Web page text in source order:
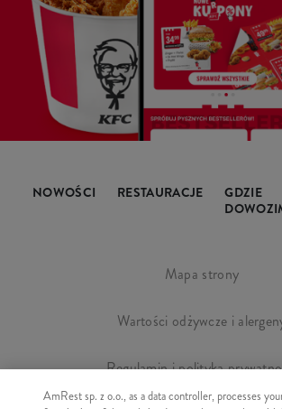
NOWOŚCI RESTAURACJE
GDZIE
Mapa strony
Wartości odżywcze i
Regulamin i polityka
AmRest sp. z o.o., as a data controller, processes